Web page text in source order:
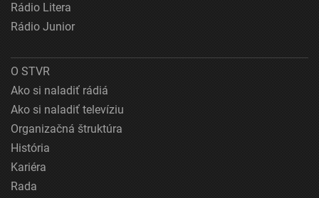
Rádio Litera
Rádio Junior
O STVR
Ako si naladiť rádiá
Ako si naladiť televíziu
Organizačná štruktúra
História
Kariéra
Rada